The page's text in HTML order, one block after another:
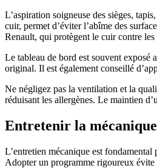
L’aspiration soigneuse des sièges,
cuir, permet d’éviter l’abîme des
Renault, qui protègent le cuir contre
Le tableau de bord est souvent exposé
original. Il est également conseillé
Ne négligez pas la ventilation et la
réduisant les allergènes. Le maintien
Entretenir la
L’entretien mécanique est
Adopter un programme rigoureux évite